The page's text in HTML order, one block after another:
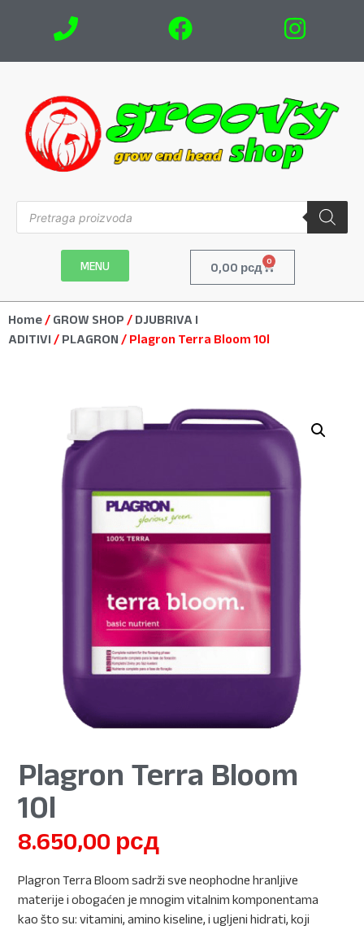
MENU 0,00 рсд 0
Home / GROW SHOP / DJUBRIVA I
ADITIVI / PLAGRON / Plagron Terra Bloom 10l
Plagron Terra Bloom
10l
8.650,00 рсд
Plagron Terra Bloom sadrži sve neophodne hranljive
materije i obogaćen je mnogim vitalnim komponentama
kao što su: vitamini, amino kiseline, i ugljeni hidrati, koji